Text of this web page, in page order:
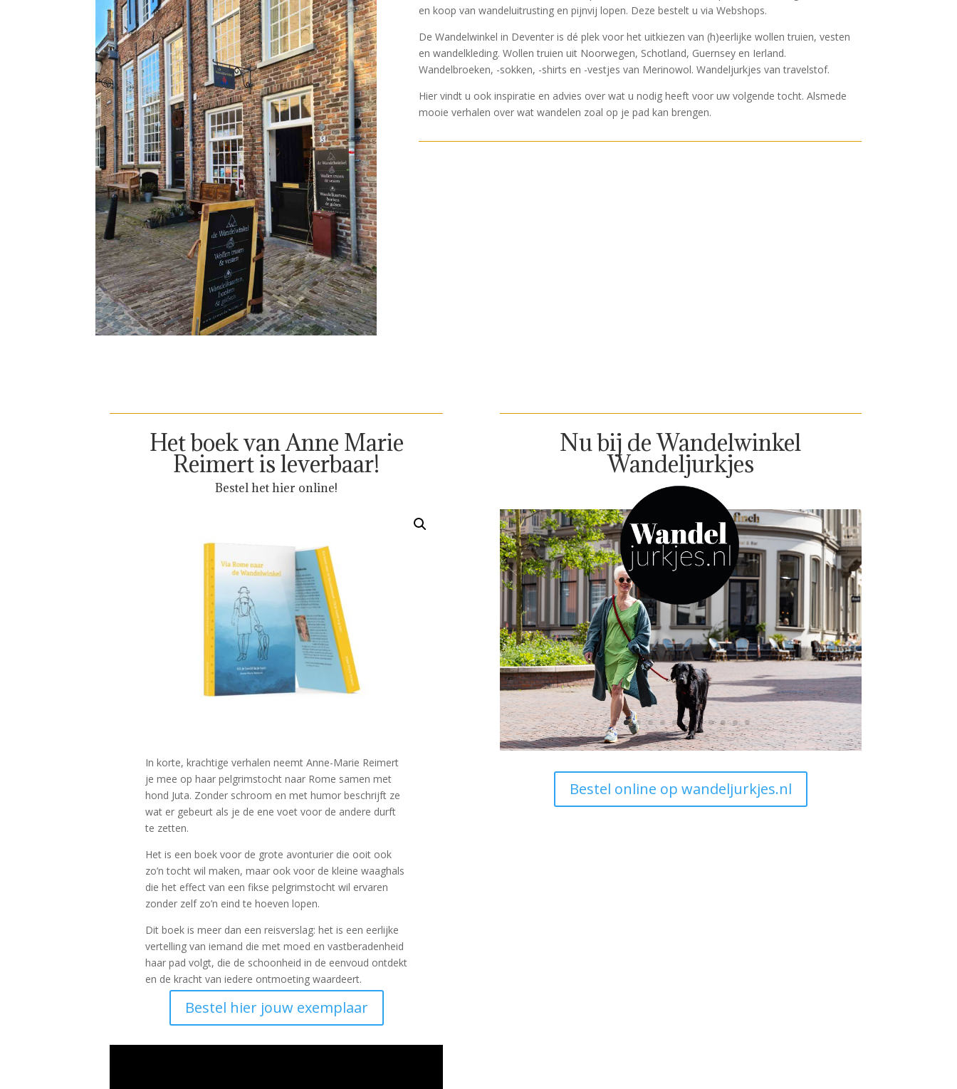
en koop van wandeluitrusting en pijnvij lopen. Deze bestelt u via Webshops.
De Wandelwinkel in Deventer is dé plek voor het uitkiezen van (h)eerlijke wollen truien, vesten
en wandelkleding. Wollen truien uit Noorwegen, Schotland, Guernsey en Ierland.
Wandelbroeken, -sokken, -shirts en -vestjes van Merinowol. Wandeljurkjes van travelstof.
Hier vindt u ook inspiratie en advies over wat u nodig heeft voor uw volgende tocht. Alsmede
mooie verhalen over wat wandelen zoal op je pad kan brengen.
Het boek van Anne Marie
Reimert is leverbaar!
Bestel het hier online!
In korte, krachtige verhalen neemt Anne-Marie Reimert
je mee op haar pelgrimstocht naar Rome samen met
hond Juta. Zonder schroom en met humor beschrijft ze
wat er gebeurt als je de ene voet voor de andere durft
te zetten.
Het is een boek voor de grote avonturier die ooit ook
zo’n tocht wil maken, maar ook voor de kleine waaghals
die het effect van een fikse pelgrimstocht wil ervaren
zonder zelf zo’n eind te hoeven lopen.
Dit boek is meer dan een reisverslag: het is een eerlijke
vertelling van iemand die met moed en vastberadenheid
haar pad volgt, die de schoonheid in de eenvoud ontdekt
en de kracht van iedere ontmoeting waardeert.
Bestel hier jouw exemplaar
Nu bij de Wandelwinkel
Wandeljurkjes
Bestel online op wandeljurkjes.nl